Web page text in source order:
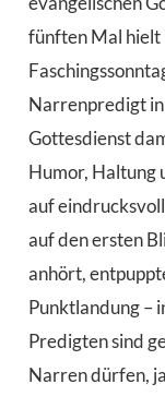
fünften Mal hielt
Narrenpredigt
Gottesdienst
Humor, Haltung
auf
auf den ersten
anhört,
Punktlandung –
Predigten sind
Narren dürfen,